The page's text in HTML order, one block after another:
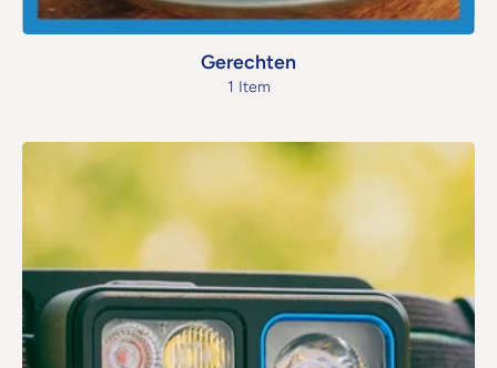
Gerechten
1 Item